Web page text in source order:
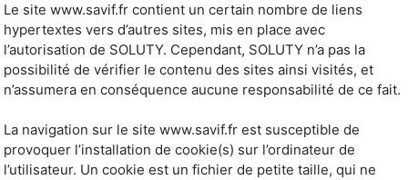
Le site www.savif.fr contient un certain nombre de liens
hypertextes vers d’autres sites, mis en place avec
l’autorisation de SOLUTY. Cependant, SOLUTY n’a pas la
possibilité de vérifier le contenu des sites ainsi visités, et
n’assumera en conséquence aucune responsabilité de ce fait.
La navigation sur le site www.savif.fr est susceptible de
provoquer l’installation de cookie(s) sur l’ordinateur de
l’utilisateur. Un cookie est un fichier de petite taille, qui ne